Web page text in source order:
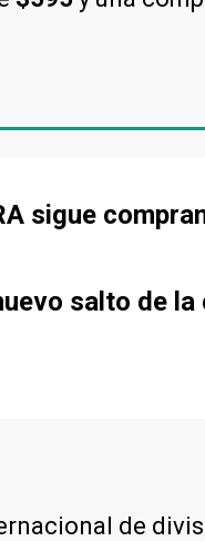
sigue
salto de
de